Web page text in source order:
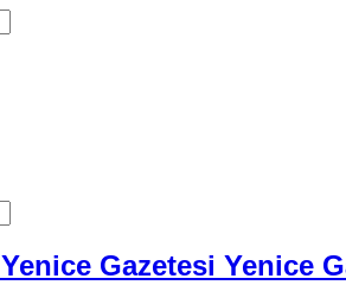
Yenice Gazetesi Yenice